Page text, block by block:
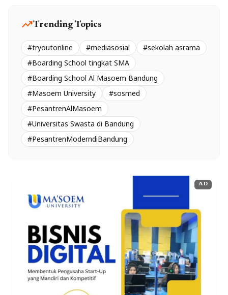
trending_upTrending Topics
#tryoutonline #mediasosial
#sekolah asrama
#Boarding School tingkat SMA
#Boarding School Al Masoem Bandung
#Masoem University
#sosmed
#PesantrenAlMasoem
#Universitas Swasta di Bandung
#PesantrenModerndiBandung
AD